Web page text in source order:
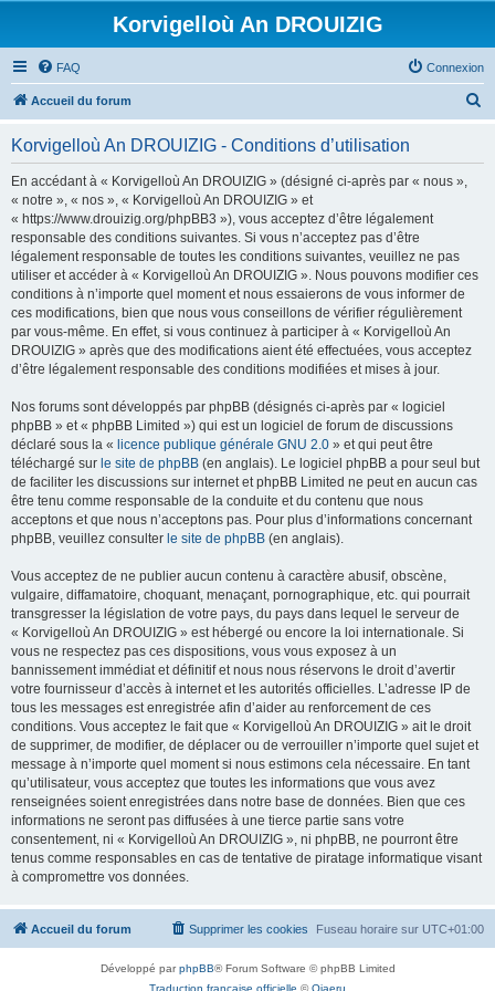
Korvigelloù An DROUIZIG
FAQ Connexion
Accueil du forum
Korvigelloù An DROUIZIG - Conditions d’utilisation
En accédant à « Korvigelloù An DROUIZIG » (désigné ci-après par « nous »,
« notre », « nos », « Korvigelloù An DROUIZIG » et
« https://www.drouizig.org/phpBB3 »), vous acceptez d’être légalement
responsable des conditions suivantes. Si vous n’acceptez pas d’être
légalement responsable de toutes les conditions suivantes, veuillez ne pas
utiliser et accéder à « Korvigelloù An DROUIZIG ». Nous pouvons modifier ces
conditions à n’importe quel moment et nous essaierons de vous informer de
ces modifications, bien que nous vous conseillons de vérifier régulièrement
par vous-même. En effet, si vous continuez à participer à « Korvigelloù An
DROUIZIG » après que des modifications aient été effectuées, vous acceptez
d’être légalement responsable des conditions modifiées et mises à jour.
Nos forums sont développés par phpBB (désignés ci-après par « logiciel
phpBB » et « phpBB Limited ») qui est un logiciel de forum de discussions
déclaré sous la « licence publique générale GNU 2.0 » et qui peut être
téléchargé sur le site de phpBB (en anglais). Le logiciel phpBB a pour seul but
de faciliter les discussions sur internet et phpBB Limited ne peut en aucun cas
être tenu comme responsable de la conduite et du contenu que nous
acceptons et que nous n’acceptons pas. Pour plus d’informations concernant
phpBB, veuillez consulter le site de phpBB (en anglais).
Vous acceptez de ne publier aucun contenu à caractère abusif, obscène,
vulgaire, diffamatoire, choquant, menaçant, pornographique, etc. qui pourrait
transgresser la législation de votre pays, du pays dans lequel le serveur de
« Korvigelloù An DROUIZIG » est hébergé ou encore la loi internationale. Si
vous ne respectez pas ces dispositions, vous vous exposez à un
bannissement immédiat et définitif et nous nous réservons le droit d’avertir
votre fournisseur d’accès à internet et les autorités officielles. L’adresse IP de
tous les messages est enregistrée afin d’aider au renforcement de ces
conditions. Vous acceptez le fait que « Korvigelloù An DROUIZIG » ait le droit
de supprimer, de modifier, de déplacer ou de verrouiller n’importe quel sujet et
message à n’importe quel moment si nous estimons cela nécessaire. En tant
qu’utilisateur, vous acceptez que toutes les informations que vous avez
renseignées soient enregistrées dans notre base de données. Bien que ces
informations ne seront pas diffusées à une tierce partie sans votre
consentement, ni « Korvigelloù An DROUIZIG », ni phpBB, ne pourront être
tenus comme responsables en cas de tentative de piratage informatique visant
à compromettre vos données.
Accueil du forum Fuseau horaire sur UTC+01:00
Supprimer les cookies
Développé parphpBB® Forum Software © phpBB Limited
Traduction française officielle ©Qiaeru